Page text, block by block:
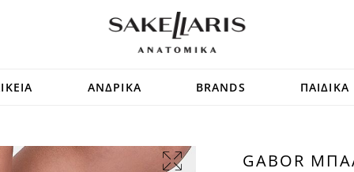
ΑΝΔΡΙΚΑ BRANDS ΠΑΙΔΙΚΑ
GABOR